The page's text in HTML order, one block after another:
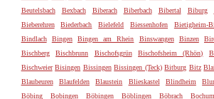
Beutelsbach
Bexbach Biberach Biberbach Bibertal Biburg
Bieberehren
Biederbach Bielefeld Biessenhofen Bietigheim-
Bindlach
Bingen Bingen am Rhein Binswangen Binzen
Bischberg
Bischbrunn Bischofsgrün Bischofsheim (Rhön)
Bischweier Bisingen Bissingen Bissingen (Teck) Bitburg Bitz
Blaubeuren
Blaufelden Blaustein Blieskastel Blindheim
Böbing
Bobingen Böbingen Böblingen Böbrach Bochum